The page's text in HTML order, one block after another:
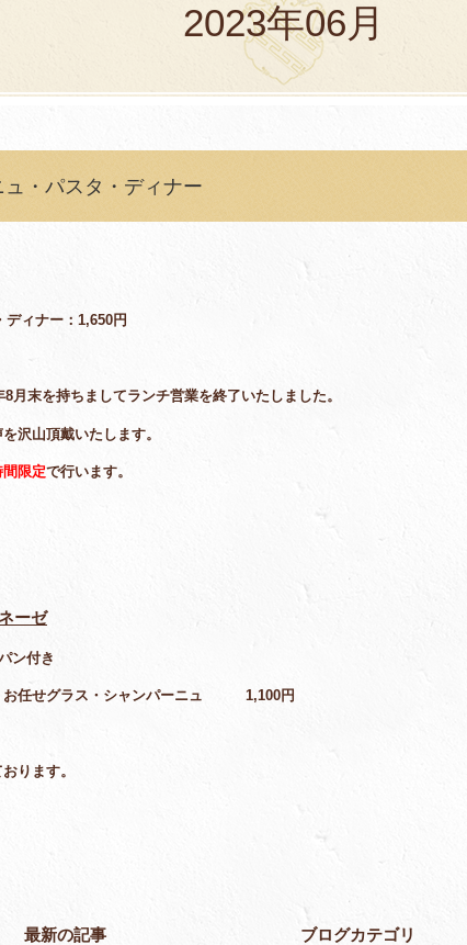
2023年06月
・パスタ・ディナー
ィナー：1,650円
月末を持ちましてランチ営業を終了いたしました。
沢山頂戴いたします。
間限定で行います。
ーゼ
ン付き
お任せグラス・シャンパーニュ 1,100円
ります。
最新の記事 ブログカテゴリ